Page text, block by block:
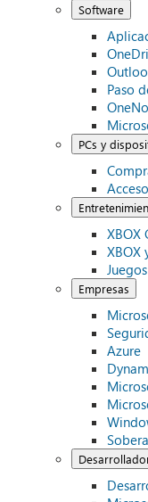
Software
Paso
PCs y
XBOX
XBOX
Empresas
Azure